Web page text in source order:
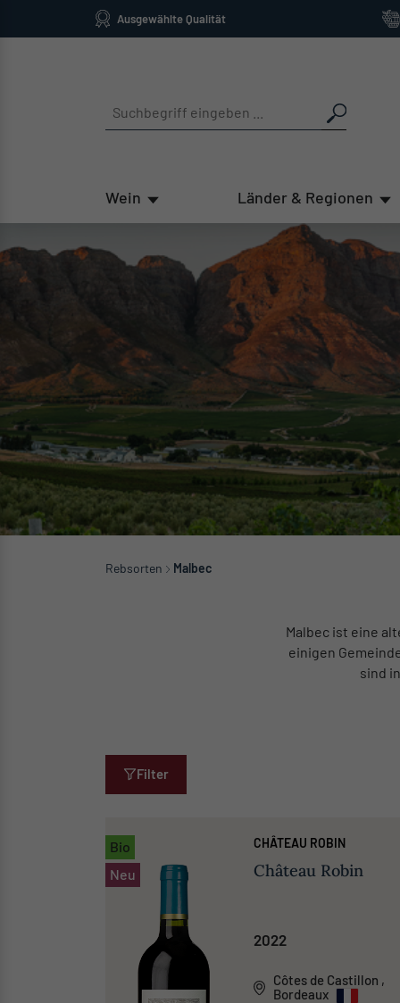
Zur Hauptnavigation springen
Ausgewählte Qualität
Wein Länder & Regionen
Rebsorten Malbec
Malbec ist eine
einigen
sind
Filter
Bio
Neu
CHÂTEAU ROBIN
Château Robin
2022
Côtes de Castillon ,
Bordeaux